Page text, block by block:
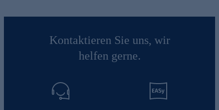
Kontaktieren Sie uns, wir
helfen gerne.